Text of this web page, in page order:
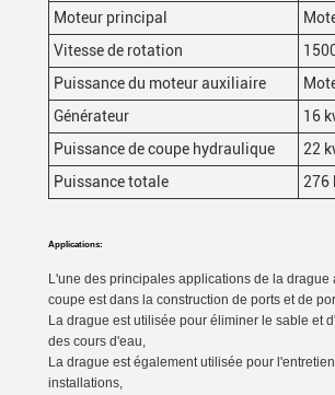
Moteur principal
Vitesse de rotation
Puissance du moteur auxiliaire
Générateur
16
Puissance de coupe hydraulique
22
Puissance totale
276
Applications:
L'une des principales applications de la drague
coupe est dans la construction de ports et de
La drague est utilisée pour éliminer le sable et
des cours d'eau,
La drague est également utilisée pour
installations,